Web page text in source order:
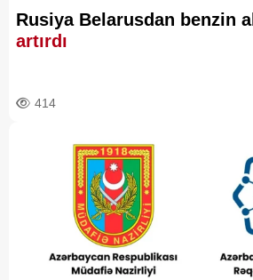
Rusiya Belarusdan benzin
artırdı
414